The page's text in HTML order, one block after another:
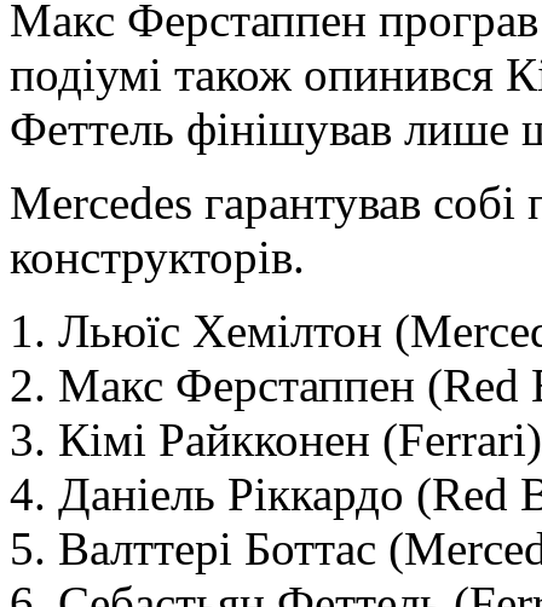
Макс Ферстаппен
подіумі також опинився
Феттель фінішував лише
Mercedes гарантував
конструкторів.
1. Льюїс Хемілтон
2. Макс Ферстаппен (Red
3. Кімі Райкконен
4. Даніель Ріккардо (Red
5. Валттері Боттас